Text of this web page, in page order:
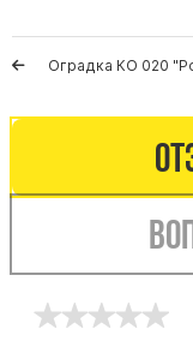
Оградка КО 020